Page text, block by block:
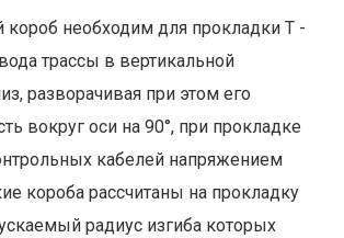
необходим для прокладки Т -
трассы в вертикальной
разворачивая при этом его
вокруг оси на 90°, при прокладке
кабелей напряжением
короба рассчитаны на прокладку
радиус изгиба которых